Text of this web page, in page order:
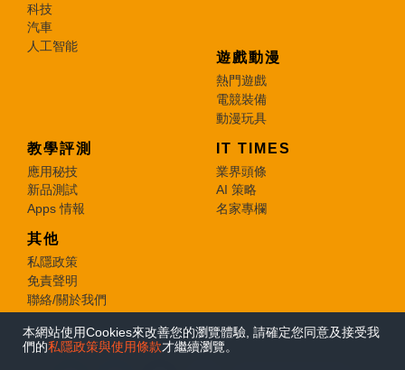
本網站使用Cookies來改善您的瀏覽體驗, 請確定您同意及接受我
們的私隱政策與使用條款才繼續瀏覽。
科技
汽車
人工智能
遊戲動漫
熱門遊戲
電競裝備
動漫玩具
教學評測
應用秘技
新品測試
Apps 情報
IT TIMES
業界頭條
AI 策略
名家專欄
其他
私隱政策
免責聲明
聯絡/關於我們
© 2026 e-zone. All Rights Reserved.